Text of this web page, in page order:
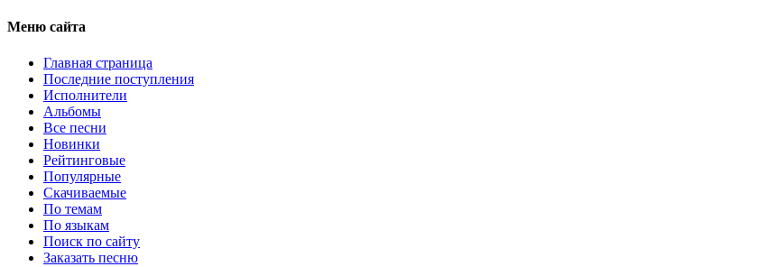
Меню сайта
Главная страница
Последние поступления
Исполнители
Альбомы
Все песни
Новинки
Рейтинговые
Популярные
Скачиваемые
По темам
По языкам
Поиск по сайту
Заказать песню